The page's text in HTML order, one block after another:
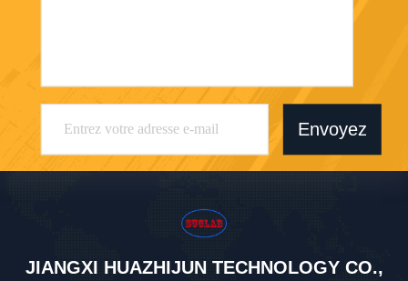
Envoyez
JIANGXI HUAZHIJUN TECHNOLOGY CO.,